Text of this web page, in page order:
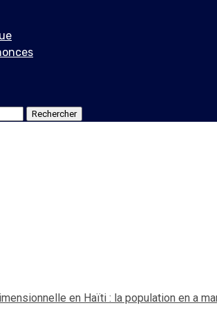
en Haïti : la population en a